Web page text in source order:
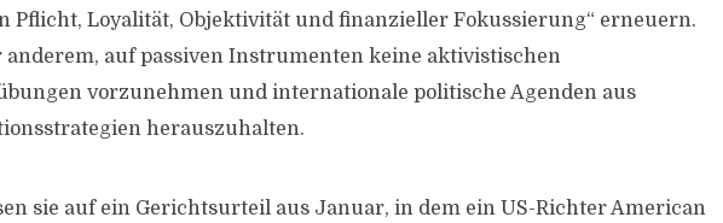
Pflicht, Loyalität, Objektivität und finanzieller Fokussierung“ erneuern.
auf passiven Instrumenten keine aktivistischen
vorzunehmen und internationale politische Agenden aus
herauszuhalten.
sie auf ein Gerichtsurteil aus Januar, in dem ein US-Richter American